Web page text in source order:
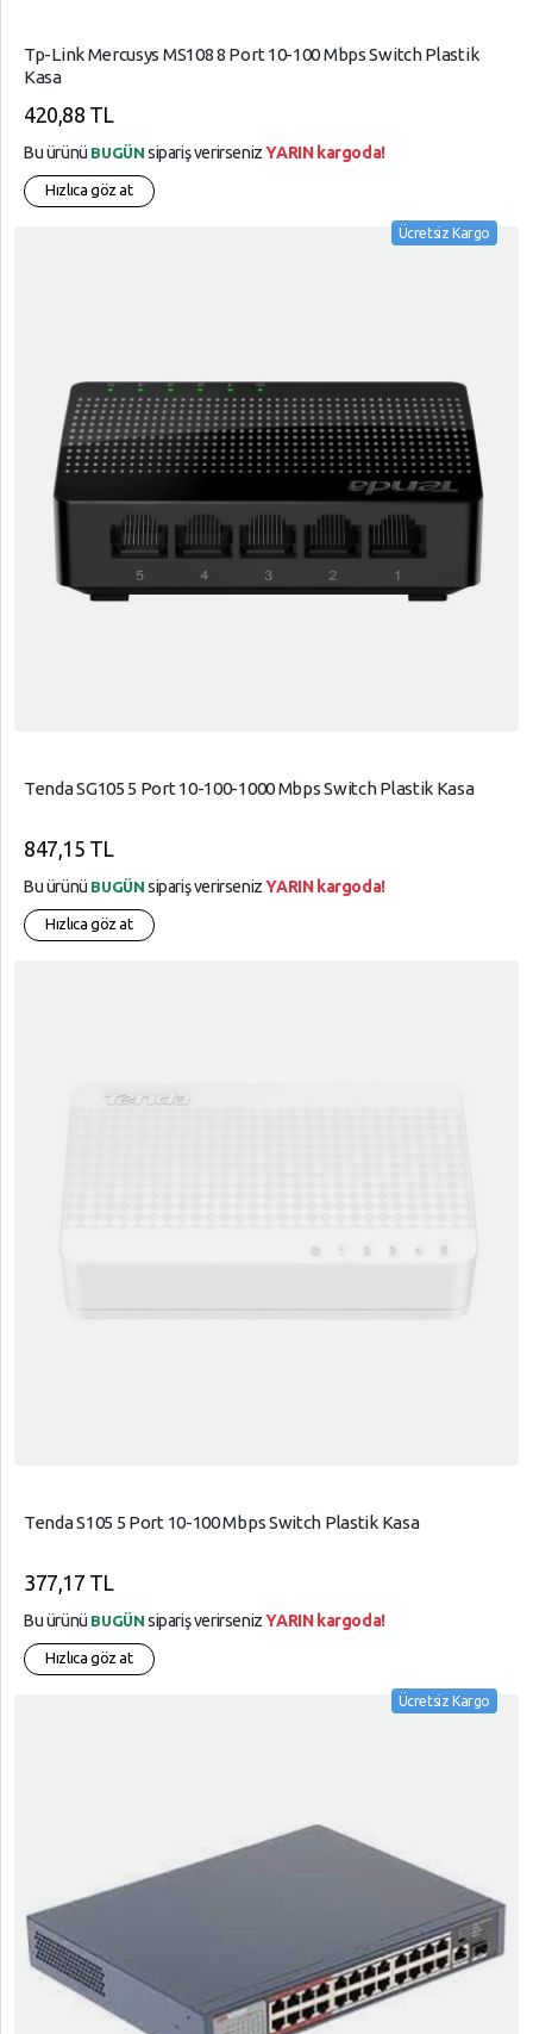
Tp-Link Mercusys MS108 8 Port 10-100 Mbps Switch Plastik
Kasa
420,88 TL
Bu ürünü BUGÜN sipariş verirsenizYARIN kargoda!
Hızlıca göz at
Ücretsiz Kargo
Tenda SG105 5 Port 10-100-1000 Mbps Switch Plastik Kasa
847,15 TL
Bu ürünü BUGÜN sipariş verirsenizYARIN kargoda!
Hızlıca göz at
Tenda S105 5 Port 10-100 Mbps Switch Plastik Kasa
377,17 TL
Bu ürünü BUGÜN sipariş verirsenizYARIN kargoda!
Hızlıca göz at
Ücretsiz Kargo